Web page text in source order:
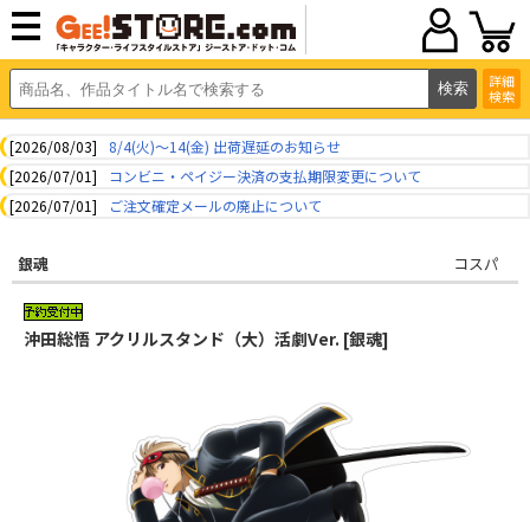
詳細
検索
[2026/08/03]
8/4(火)～14(金) 出荷遅延のお知らせ
[2026/07/01]
コンビニ・ペイジー決済の支払期限変更について
[2026/07/01]
ご注文確定メールの廃止について
銀魂 コスパ
沖田総悟 アクリルスタンド（大）活劇Ver. [銀魂]